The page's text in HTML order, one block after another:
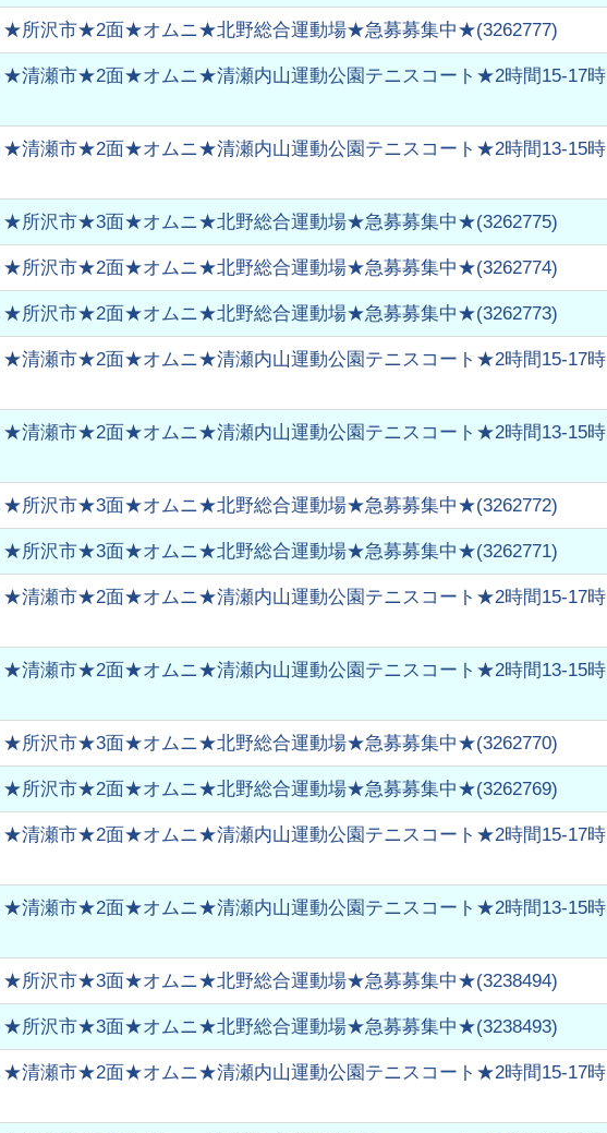
★所沢市★2面★オムニ★北野総合運動場★急募募集中★(3262777)
清瀬市★2面★オムニ★清瀬内山運動公園テニスコート★2時間15-17時
清瀬市★2面★オムニ★清瀬内山運動公園テニスコート★2時間13-15時
★所沢市★3面★オムニ★北野総合運動場★急募募集中★(3262775)
★所沢市★2面★オムニ★北野総合運動場★急募募集中★(3262774)
★所沢市★2面★オムニ★北野総合運動場★急募募集中★(3262773)
清瀬市★2面★オムニ★清瀬内山運動公園テニスコート★2時間15-17時
清瀬市★2面★オムニ★清瀬内山運動公園テニスコート★2時間13-15時
★所沢市★3面★オムニ★北野総合運動場★急募募集中★(3262772)
★所沢市★3面★オムニ★北野総合運動場★急募募集中★(3262771)
清瀬市★2面★オムニ★清瀬内山運動公園テニスコート★2時間15-17時
清瀬市★2面★オムニ★清瀬内山運動公園テニスコート★2時間13-15時
★所沢市★3面★オムニ★北野総合運動場★急募募集中★(3262770)
★所沢市★2面★オムニ★北野総合運動場★急募募集中★(3262769)
清瀬市★2面★オムニ★清瀬内山運動公園テニスコート★2時間15-17時
清瀬市★2面★オムニ★清瀬内山運動公園テニスコート★2時間13-15時
★所沢市★3面★オムニ★北野総合運動場★急募募集中★(3238494)
★所沢市★3面★オムニ★北野総合運動場★急募募集中★(3238493)
清瀬市★2面★オムニ★清瀬内山運動公園テニスコート★2時間15-17時